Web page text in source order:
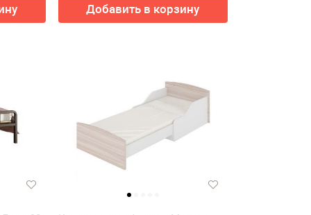
Добавить в корзину